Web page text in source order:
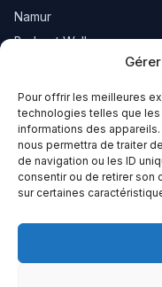
Pour offrir les meilleures
technologies telles que
informations des
nous permettra de traiter
de navigation ou les ID
consentir ou de retirer
sur certaines
Namur
Brabant Wallon
Newsletter
Recevez les nouveautés